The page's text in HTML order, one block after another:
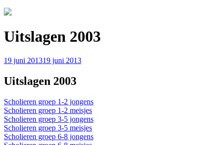
Uitslagen 2003
Gepubliceerd
19 juni 201319 juni 2013
Uitslagen 2003
Scholieren groep 1-2 jongens
Scholieren groep 1-2 meisjes
Scholieren groep 3-5 jongens
Scholieren groep 3-5 meisjes
Scholieren groep 6-8 jongens